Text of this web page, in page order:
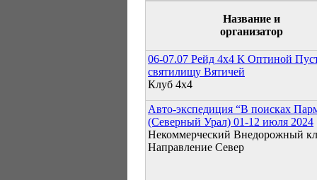
Название и
организатор
06-07.07 Рейд 4х4 К Оптиной
святилищу Вятичей
Клуб 4х4
Авто-экспедиция “В поисках
(Северный Урал) 01-12 июля 2024
Некоммерческий Внедорожный
Направление Север